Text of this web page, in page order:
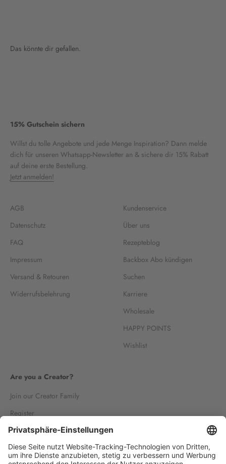
Das könnte dir gefallen.
15% Gutschein sichern
Willst du tolle Angebote und jede Menge Inspiration? Dann melde
dich für unseren Whatsapp-Newsletter an & sichere dir 15% Rabatt
auf deine erste Bestellung.
Jetzt anmelden!
AGB
Datenschutz
FAQ
Impressum
Versand & Retouren
Widerrufsbelehrung
Kundenservice
Über uns
Rezepteblog
Backbox Abo kündigen
Suchen
Karriere
Wholesale
HAPPY POINTS
Wishlist
Are you a Creator?
Join our Creator Family
Register
Log in